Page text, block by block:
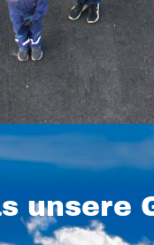
unsere